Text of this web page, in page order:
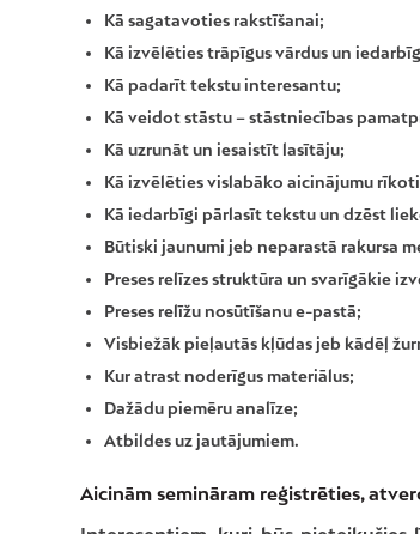
Kā sagatavoties rakstīšanai;
Kā izvēlēties trāpīgus vārdus un
Kā padarīt tekstu interesantu;
Kā veidot stāstu – stāstniecības
Kā uzrunāt un iesaistīt lasītāju;
Kā izvēlēties vislabāko aicinājumu
Kā iedarbīgi pārlasīt tekstu un dzēst
Būtiski jaunumi jeb neparastā rakursa
Preses relīzes struktūra un svarīgākie
Preses relīžu nosūtīšanu e-pastā;
Visbiežāk pieļautās kļūdas jeb kādēļ
Kur atrast noderīgus materiālus;
Dažādu piemēru analīze;
Atbildes uz jautājumiem.
Aicinām semināram reģistrēties,